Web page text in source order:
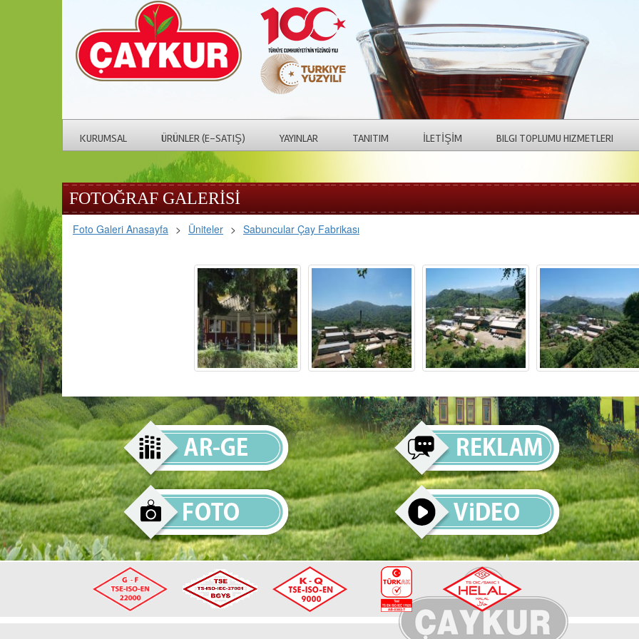
KURUMSAL ÜRÜNLER (E-SATIŞ) YAYINLAR TANITIM İLETİŞİM BILGI TOPLUMU HIZMETLERI
FOTOĞRAF GALERİSİ
Foto Galeri Anasayfa > Üniteler > Sabuncular Çay Fabrikası